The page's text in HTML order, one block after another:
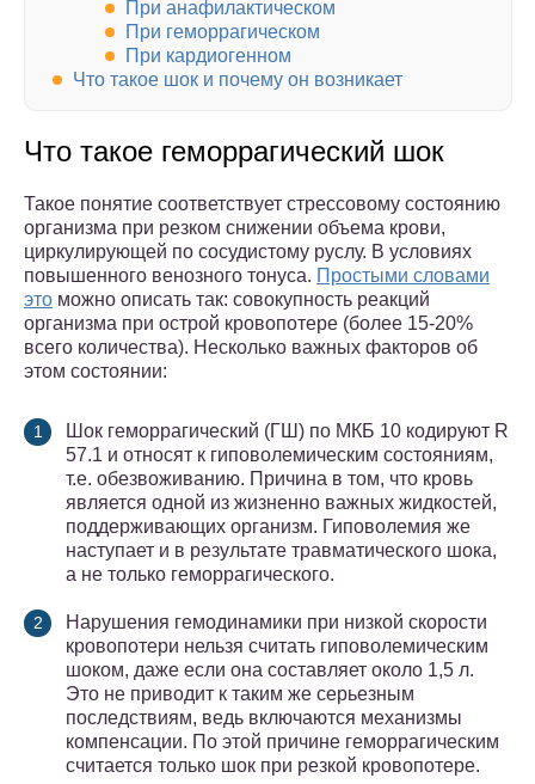
При анафилактическом
При геморрагическом
При кардиогенном
Что такое шок и почему он возникает
Что такое геморрагический шок
Такое понятие соответствует стрессовому состоянию
организма при резком снижении объема крови,
циркулирующей по сосудистому руслу. В условиях
повышенного венозного тонуса. Простыми словами
это можно описать так: совокупность реакций
организма при острой кровопотере (более 15-20%
всего количества). Несколько важных факторов об
этом состоянии:
Шок геморрагический (ГШ) по МКБ 10 кодируют R
57.1 и относят к гиповолемическим состояниям,
т.е. обезвоживанию. Причина в том, что кровь
является одной из жизненно важных жидкостей,
поддерживающих организм. Гиповолемия же
наступает и в результате травматического шока,
а не только геморрагического.
Нарушения гемодинамики при низкой скорости
кровопотери нельзя считать гиповолемическим
шоком, даже если она составляет около 1,5 л.
Это не приводит к таким же серьезным
последствиям, ведь включаются механизмы
компенсации. По этой причине геморрагическим
считается только шок при резкой кровопотере.